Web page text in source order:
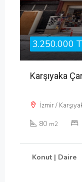
3.250.000
Karşıyaka
İzmir /
80 m2
Konut | Daire